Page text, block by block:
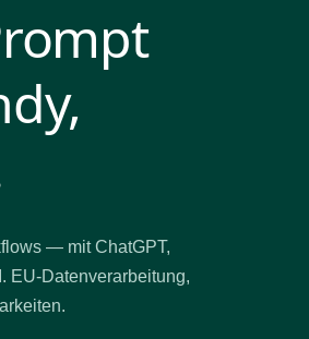
— mit ChatGPT,
EU-Datenverarbeitung,